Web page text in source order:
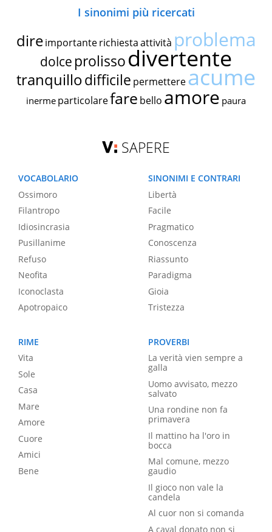
I sinonimi più ricercati
dire importante richiestaattività problema
dolce prolissodivertente
tranquillodifficile permettereacume
inerme particolarefare bello amore paura
SAPERE
VOCABOLARIO
Ossimoro
Filantropo
Idiosincrasia
Pusillanime
Refuso
Neofita
Iconoclasta
Apotropaico
SINONIMI E CONTRARI
Libertà
Facile
Pragmatico
Conoscenza
Riassunto
Paradigma
Gioia
Tristezza
RIME
Vita
Sole
Casa
Mare
Amore
Cuore
Amici
Bene
PROVERBI
La verità vien sempre a
galla
Uomo avvisato, mezzo
salvato
Una rondine non fa
primavera
Il mattino ha l'oro in
bocca
Mal comune, mezzo
gaudio
Il gioco non vale la
candela
Al cuor non si comanda
A caval donato non si